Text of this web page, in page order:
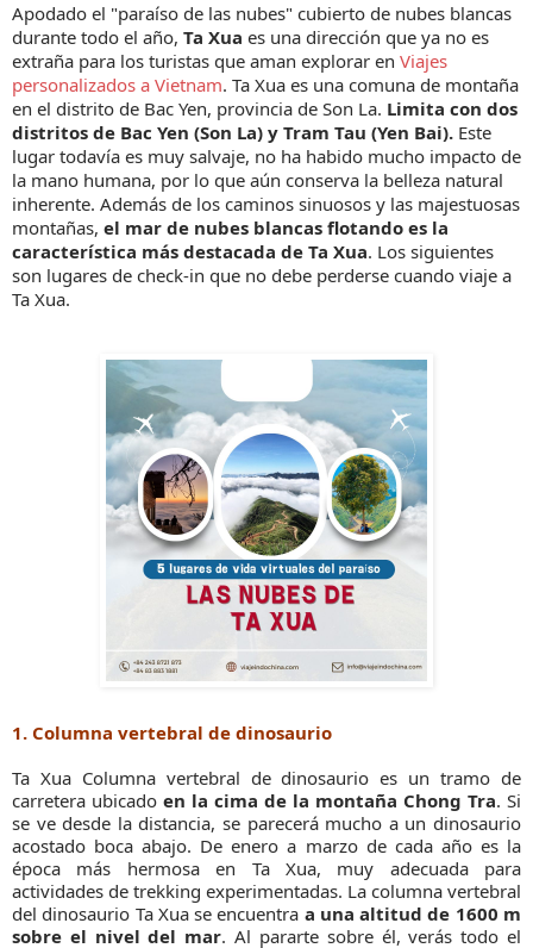
Apodado el "paraíso de las nubes" cubierto de nubes blancas
durante todo el año, Ta Xua es una dirección que ya no es
extraña para los turistas que aman explorar en Viajes
personalizados a Vietnam. Ta Xua es una comuna de montaña
en el distrito de Bac Yen, provincia de Son La. Limita con dos
distritos de Bac Yen (Son La) y Tram Tau (Yen Bai). Este
lugar todavía es muy salvaje, no ha habido mucho impacto de
la mano humana, por lo que aún conserva la belleza natural
inherente. Además de los caminos sinuosos y las majestuosas
montañas, el mar de nubes blancas flotando es la
característica más destacada de Ta Xua. Los siguientes
son lugares de check-in que no debe perderse cuando viaje a
Ta Xua.
1. Columna vertebral de dinosaurio
Ta Xua Columna vertebral de dinosaurio es un tramo de
carretera ubicado en la cima de la montaña Chong Tra. Si
se ve desde la distancia, se parecerá mucho a un dinosaurio
acostado boca abajo. De enero a marzo de cada año es la
época más hermosa en Ta Xua, muy adecuada para
actividades de trekking experimentadas. La columna vertebral
del dinosaurio Ta Xua se encuentra a una altitud de 1600 m
sobre el nivel del mar. Al pararte sobre él, verás todo el